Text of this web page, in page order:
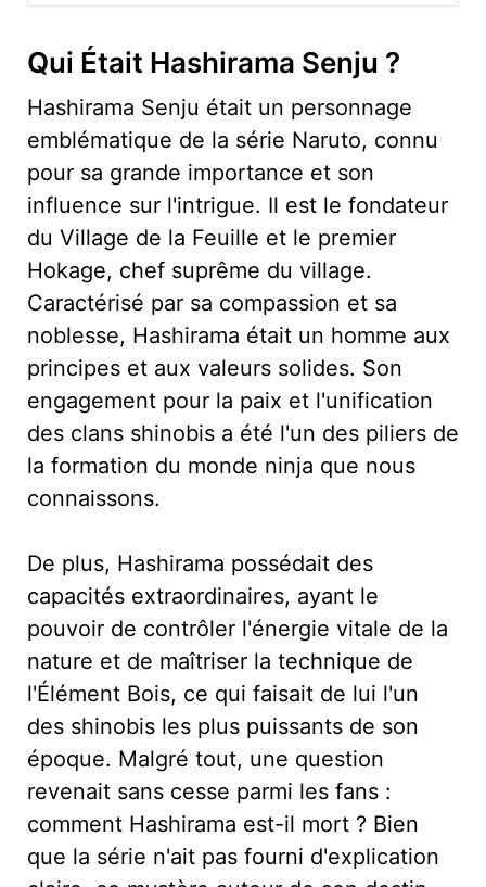
Qui Était Hashirama Senju ?
Hashirama Senju était un personnage
emblématique de la série Naruto, connu
pour sa grande importance et son
influence sur l'intrigue. Il est le fondateur
du Village de la Feuille et le premier
Hokage, chef suprême du village.
Caractérisé par sa compassion et sa
noblesse, Hashirama était un homme aux
principes et aux valeurs solides. Son
engagement pour la paix et l'unification
des clans shinobis a été l'un des piliers de
la formation du monde ninja que nous
connaissons.
De plus, Hashirama possédait des
capacités extraordinaires, ayant le
pouvoir de contrôler l'énergie vitale de la
nature et de maîtriser la technique de
l'Élément Bois, ce qui faisait de lui l'un
des shinobis les plus puissants de son
époque. Malgré tout, une question
revenait sans cesse parmi les fans :
comment Hashirama est-il mort ? Bien
que la série n'ait pas fourni d'explication